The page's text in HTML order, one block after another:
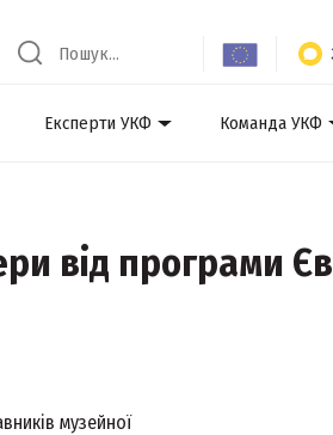
Експерти УКФ Команда УКФ
від програми
музейної